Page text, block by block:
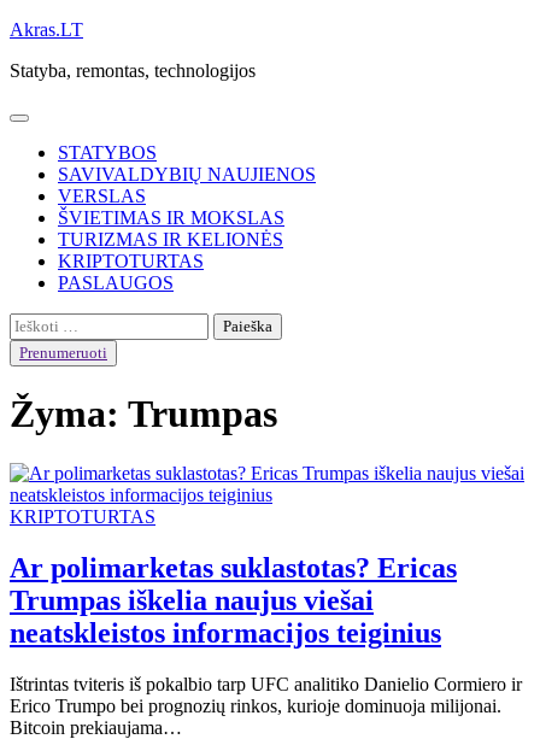
Skip
content
Akras.LT
Statyba, remontas, technologijos
STATYBOS
SAVIVALDYBIŲ NAUJIENOS
VERSLAS
ŠVIETIMAS IR MOKSLAS
TURIZMAS IR KELIONĖS
KRIPTOTURTAS
PASLAUGOS
Ieškoti:
Prenumeruoti
Žyma: Trumpas
KRIPTOTURTAS
Ar polimarketas suklastotas? Ericas
Trumpas iškelia naujus viešai
neatskleistos informacijos teiginius
Ištrintas tviteris iš pokalbio tarp UFC analitiko Danielio Cormiero ir
Erico Trumpo bei prognozių rinkos, kurioje dominuoja milijonai.
Bitcoin prekiaujama…